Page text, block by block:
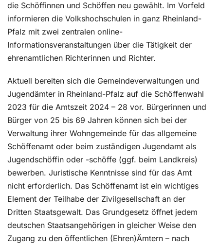
die Schöffinnen und Schöffen neu gewählt. Im Vorfeld
informieren die Volkshochschulen in ganz Rheinland-
Pfalz mit zwei zentralen online-
Informationsveranstaltungen über die Tätigkeit der
ehrenamtlichen Richterinnen und Richter.
Aktuell bereiten sich die Gemeindeverwaltungen und
Jugendämter in Rheinland-Pfalz auf die Schöffenwahl
2023 für die Amtszeit 2024 – 28 vor. Bürgerinnen und
Bürger von 25 bis 69 Jahren können sich bei der
Verwaltung ihrer Wohngemeinde für das allgemeine
Schöffenamt oder beim zuständigen Jugendamt als
Jugendschöffin oder -schöffe (ggf. beim Landkreis)
bewerben. Juristische Kenntnisse sind für das Amt
nicht erforderlich. Das Schöffenamt ist ein wichtiges
Element der Teilhabe der Zivilgesellschaft an der
Dritten Staatsgewalt. Das Grundgesetz öffnet jedem
deutschen Staatsangehörigen in gleicher Weise den
Zugang zu den öffentlichen (Ehren)Ämtern – nach